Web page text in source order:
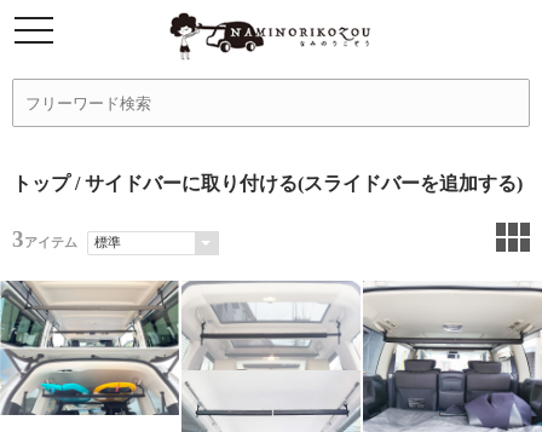
トップ/ サイドバーに取り付ける(スライドバーを追加する)
3アイテム